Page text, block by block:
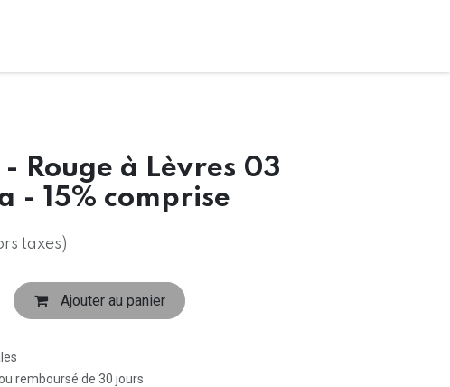
- Rouge à Lèvres 03
- 15% comprise
taxes)
Ajouter au panier
remboursé de 30 jours